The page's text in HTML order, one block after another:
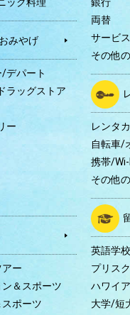
ック料理
みやげ
デパート
ラッグストア
ー
ー
＆スポーツ
ポーツ
銀行
両替
サービ
その他
レンタ
自転車/
携帯/Wi-
その他
英語学校
プリス
ハワイ
大学/短